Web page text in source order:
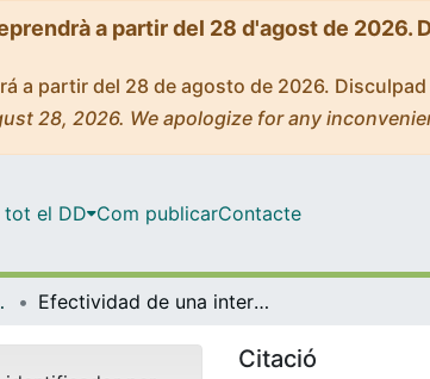
a partir del 28 d'agost de 2026.
a partir del 28 de agosto de 2026.
28, 2026. We apologize for any
tot el DD Com publicarContacte
Maternoinfantil) Efectividad de una intervención digital compleja en los hábitos alimentarios de gestantes con obesidad preconcepcional
Citació